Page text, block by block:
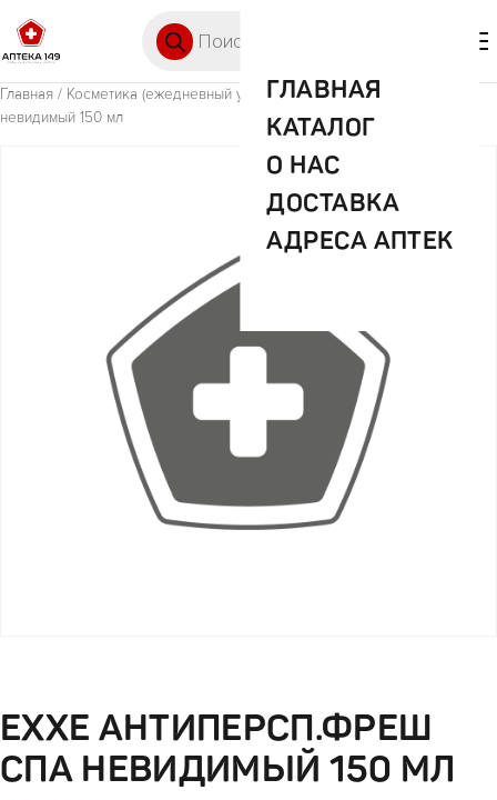
ГЛАВНАЯ
КАТАЛОГ
О НАС
ДОСТАВКА
АДРЕСА АПТЕК
Главная / Косметика (ежедневный уход) / EXXE антиперсп.фреш спа
невидимый 150 мл
EXXE АНТИПЕРСП.ФРЕШ
СПА НЕВИДИМЫЙ 150 МЛ